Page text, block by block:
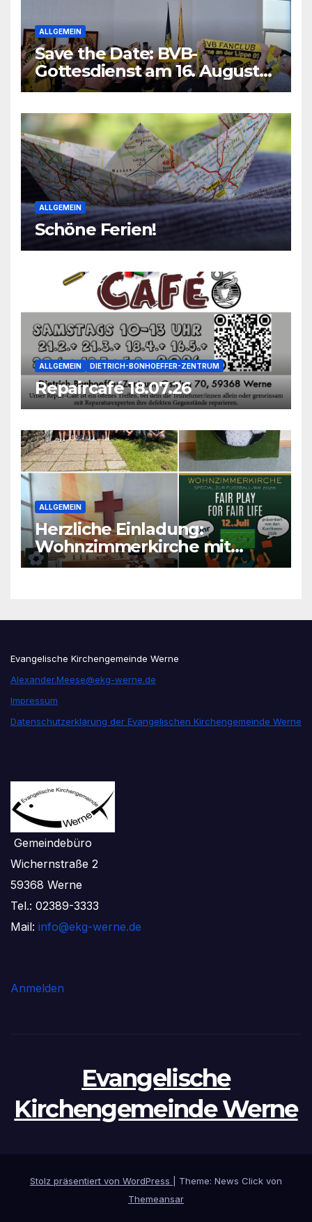
ALLGEMEIN
Save the Date: BVB-
Gottesdienst am 16. August
2026
ALLGEMEIN
Schöne Ferien!
ALLGEMEIN DIETRICH-BONHOEFFER-ZENTRUM
Repaircafé 18.07.26
ALLGEMEIN
Herzliche Einladung:
Wohnzimmerkirche mit
unseren Konfis
Evangelische Kirchengemeinde Werne
Alexander.Meese@ekg-werne.de
Impressum
Datenschutzerklärung der Evangelischen Kirchengemeinde Werne
Gemeindebüro
Wichernstraße 2
59368 Werne
Tel.: 02389-3333
Mail: info@ekg-werne.de
Anmelden
Evangelische
Kirchengemeinde Werne
Stolz präsentiert von WordPress
Theme: News Click von
Themeansar